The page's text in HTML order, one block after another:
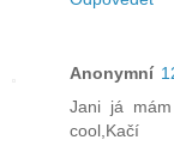
Anonymní
Jani já
cool,Kačí